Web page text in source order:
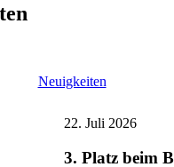
Neuigkeiten
22. Juli 2026
3. Platz beim